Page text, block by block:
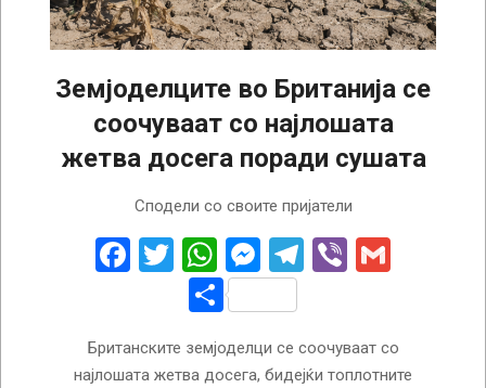
Земјоделците во Британија се
соочуваат со најлошата
жетва досега поради сушата
Сподели со своите пријатели
Facebook
Twitter
WhatsApp
Messenger
Telegram
Viber
Share
Британските земјоделци се соочуваат со
најлошата жетва досега, бидејќи топлотните